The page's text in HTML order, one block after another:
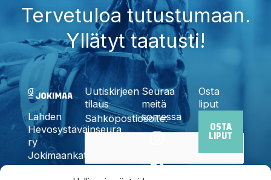
Tervetuloa tutustumaan.
Yllätyt taatusti!
Lahden
Hevosystäväinseura
ry
Jokimaankatu
6, 15700
Uutiskirjeen
tilaus
Sähköpostiosoite:
Seuraa
meitä
somessa
I
s
F
c
X
t
Y
u
T
k
Osta
liput
OSTA
LIPUT